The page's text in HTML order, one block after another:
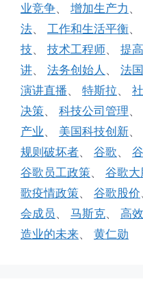
业竞争、 增加生产力 、
法、 工作和生活平衡、
技、 技术工程师、 提
讲、 法务创始人 、 法
演讲直播、 特斯拉、
决策、 科技公司管理、
产业、 美国科技创新、
规则破坏者、 谷歌、
谷歌员工政策、 谷歌大
歌疫情政策、 谷歌股价
会成员 、 马斯克、 高
造业的未来、 黄仁勋